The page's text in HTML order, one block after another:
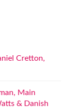
Cretton,
Main
& Danish